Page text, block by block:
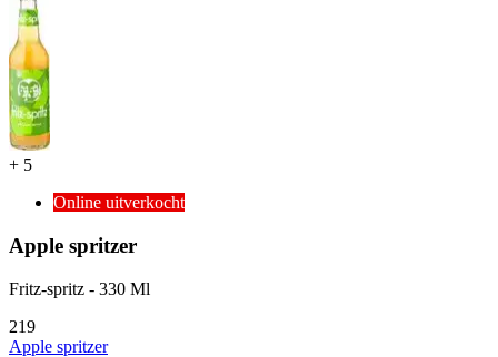
+ 5
Online uitverkocht
Apple spritzer
Fritz-spritz - 330 Ml
219
Apple spritzer